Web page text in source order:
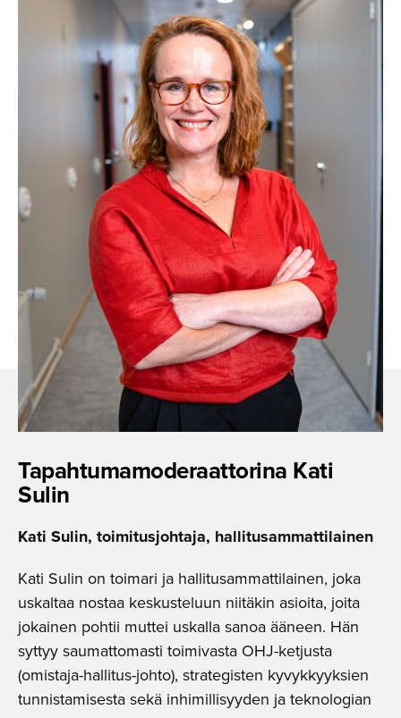
Tapahtuma­mo­de­raat­torina Kati
Sulin
Kati Sulin, toimitusjohtaja, hallitusammattilainen
Kati Sulin on toimari ja hallitusammattilainen, joka
uskaltaa nostaa keskusteluun niitäkin asioita, joita
jokainen pohtii muttei uskalla sanoa ääneen. Hän
syttyy saumattomasti toimivasta OHJ-ketjusta
(omistaja-hallitus-johto), strategisten kyvykkyyksien
tunnistamisesta sekä inhimillisyyden ja teknologian